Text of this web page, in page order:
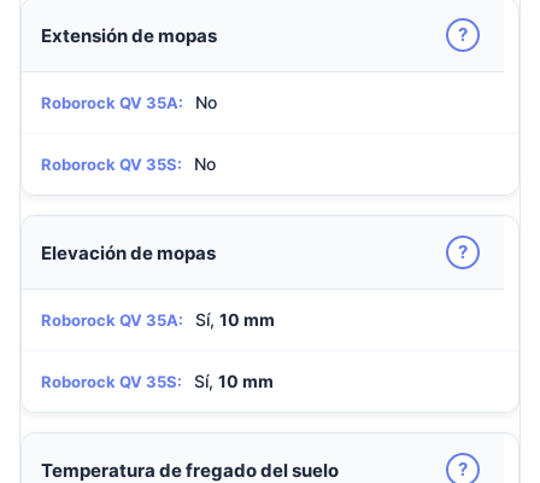
Extensión de mopas ?
Roborock QV 35A: No
Roborock QV 35S: No
Elevación de mopas ?
Roborock QV 35A: Sí, 10 mm
Roborock QV 35S: Sí, 10 mm
Temperatura de fregado del suelo ?